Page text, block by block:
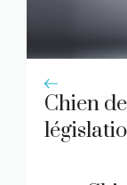
Chien